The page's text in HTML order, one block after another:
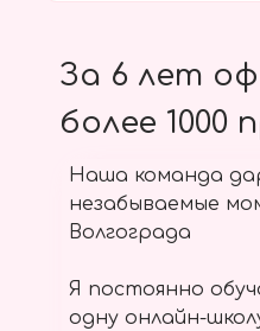
За 6 лет
более 1000
Наша команда
незабываемые
Волгограда
Я постоянно
одну онлайн-